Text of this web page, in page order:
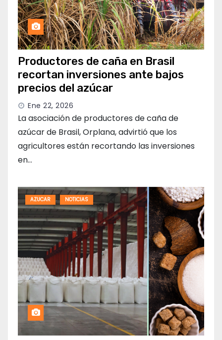
Productores de caña en Brasil
recortan inversiones ante bajos
precios del azúcar
Ene 22, 2026
La asociación de productores de caña de
azúcar de Brasil, Orplana, advirtió que los
agricultores están recortando las inversiones
en…
AZUCAR NOTICIAS